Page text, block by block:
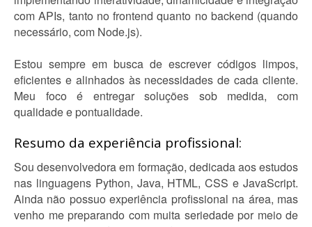
com APIs, tanto no frontend quanto no backend (quando
necessário, com Node.js).
Estou sempre em busca de escrever códigos limpos,
eficientes e alinhados às necessidades de cada cliente.
Meu foco é entregar soluções sob medida, com
qualidade e pontualidade.
Resumo da experiência profissional:
Sou desenvolvedora em formação, dedicada aos estudos
nas linguagens Python, Java, HTML, CSS e JavaScript.
Ainda não possuo experiência profissional na área, mas
venho me preparando com muita seriedade por meio de